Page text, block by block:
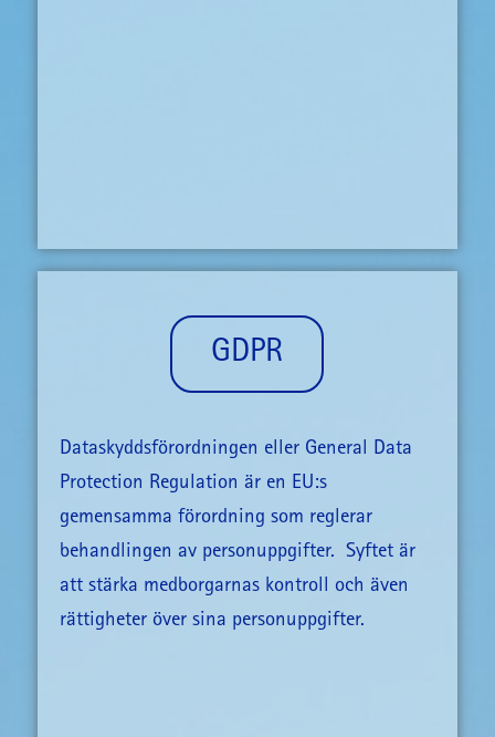
GDPR
Dataskyddsförordningen eller General Data
Protection Regulation är en EU:s
gemensamma förordning som reglerar
behandlingen av personuppgifter. Syftet är
att stärka medborgarnas kontroll och även
rättigheter över sina personuppgifter.